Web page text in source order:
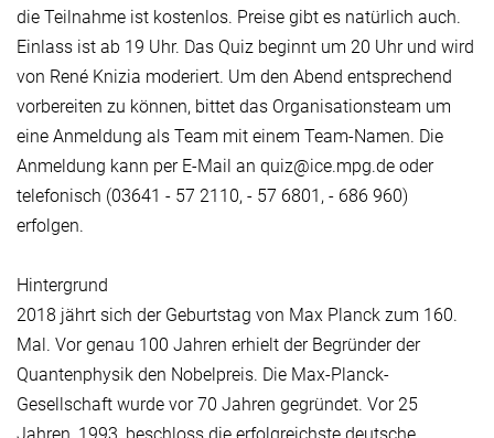
die Teilnahme ist kostenlos. Preise gibt es natürlich auch.
Einlass ist ab 19 Uhr. Das Quiz beginnt um 20 Uhr und wird
von René Knizia moderiert. Um den Abend entsprechend
vorbereiten zu können, bittet das Organisationsteam um
eine Anmeldung als Team mit einem Team-Namen. Die
Anmeldung kann per E-Mail an quiz@ice.mpg.de oder
telefonisch (03641 - 57 2110, - 57 6801, - 686 960)
erfolgen.
Hintergrund
2018 jährt sich der Geburtstag von Max Planck zum 160.
Mal. Vor genau 100 Jahren erhielt der Begründer der
Quantenphysik den Nobelpreis. Die Max-Planck-
Gesellschaft wurde vor 70 Jahren gegründet. Vor 25